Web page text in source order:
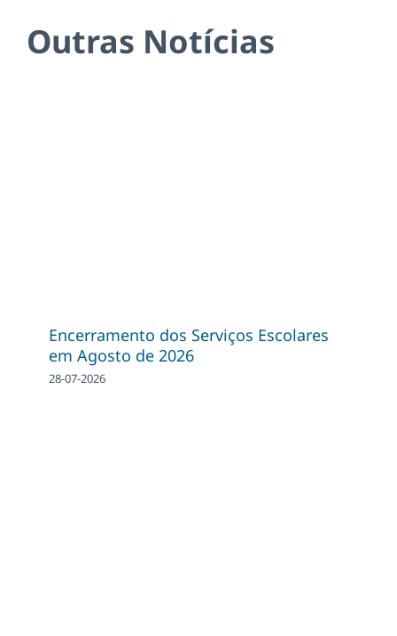
Outras Notícias
Encerramento dos Serviços Escolares
em Agosto de 2026
28-07-2026